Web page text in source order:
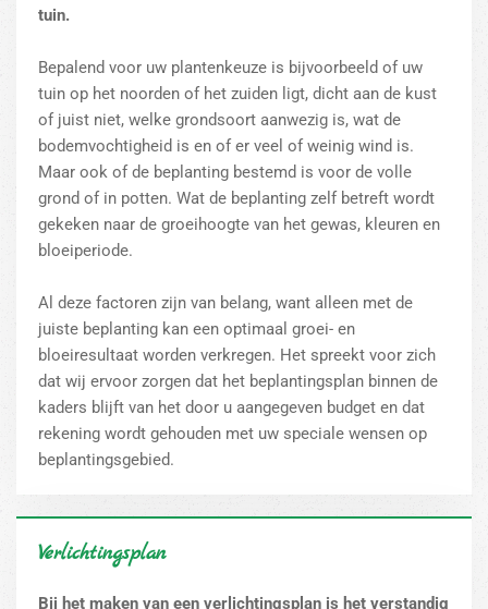
tuin.
Bepalend voor uw plantenkeuze is bijvoorbeeld of uw
tuin op het noorden of het zuiden ligt, dicht aan de kust
of juist niet, welke grondsoort aanwezig is, wat de
bodemvochtigheid is en of er veel of weinig wind is.
Maar ook of de beplanting bestemd is voor de volle
grond of in potten. Wat de beplanting zelf betreft wordt
gekeken naar de groeihoogte van het gewas, kleuren en
bloeiperiode.
Al deze factoren zijn van belang, want alleen met de
juiste beplanting kan een optimaal groei- en
bloeiresultaat worden verkregen. Het spreekt voor zich
dat wij ervoor zorgen dat het beplantingsplan binnen de
kaders blijft van het door u aangegeven budget en dat
rekening wordt gehouden met uw speciale wensen op
beplantingsgebied.
Verlichtingsplan
Bij het maken van een verlichtingsplan is het verstandig